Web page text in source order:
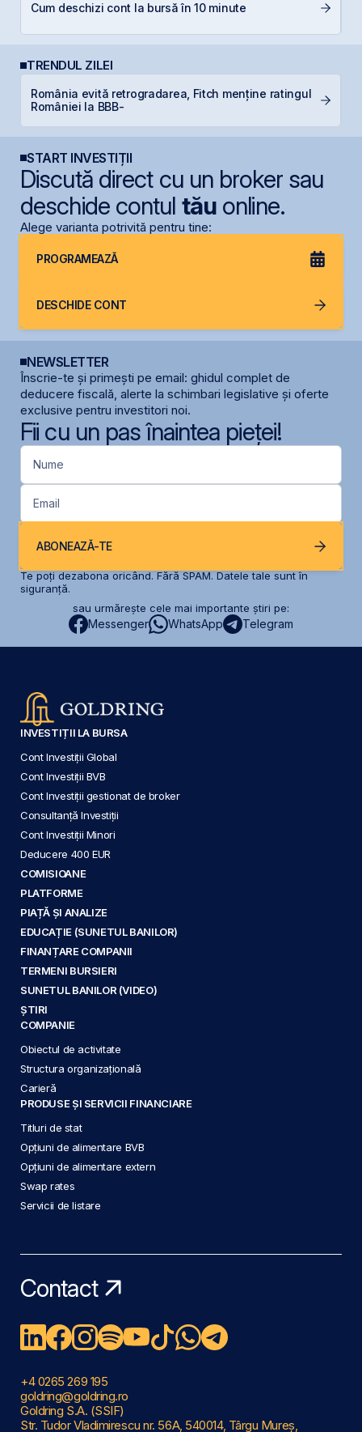
Cum deschizi cont la bursă în 10 minute
TRENDUL ZILEI
România evită retrogradarea, Fitch menține ratingul
României la BBB-
START INVESTIȚII
Discută direct cu un broker sau
deschide contul tăuonline.
Alege varianta potrivită pentru tine:
PROGRAMEAZĂ
DESCHIDE CONT
NEWSLETTER
Înscrie-te și primești pe email: ghidul complet de
deducere fiscală, alerte la schimbari legislative și oferte
exclusive pentru investitori noi.
Fii cu un pas înaintea pieței!
Nume
Email
ABONEAZĂ-TE
Te poți dezabona oricând. Fără SPAM. Datele tale sunt în
siguranță.
sau urmărește cele mai importante știri pe:
Messenger WhatsApp Telegram
INVESTIȚII LA BURSA
Cont Investiții Global
Cont Investiții BVB
Cont Investiții gestionat de broker
Consultanță Investiții
Cont Investiții Minori
Deducere 400 EUR
COMISIOANE
PLATFORME
PIAȚĂ ȘI ANALIZE
EDUCAȚIE (SUNETUL BANILOR)
FINANȚARE COMPANII
TERMENI BURSIERI
SUNETUL BANILOR (VIDEO)
ȘTIRI
COMPANIE
Obiectul de activitate
Structura organizațională
Carieră
PRODUSE ȘI SERVICII FINANCIARE
Titluri de stat
Opțiuni de alimentare BVB
Opțiuni de alimentare extern
Swap rates
Servicii de listare
Contact
+4 0265 269 195
goldring@goldring.ro
Goldring S.A. (SSIF)
Str. Tudor Vladimirescu nr. 56A, 540014, Târgu Mureș,